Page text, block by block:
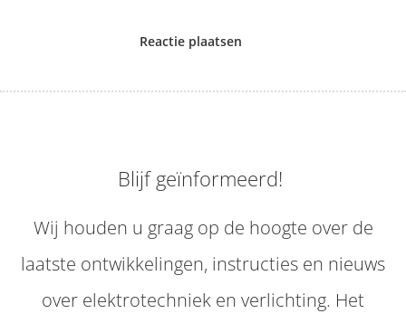
Reactie plaatsen
Blijf geïnformeerd!
Wij houden u graag op de hoogte over de
laatste ontwikkelingen, instructies en nieuws
over elektrotechniek en verlichting. Het